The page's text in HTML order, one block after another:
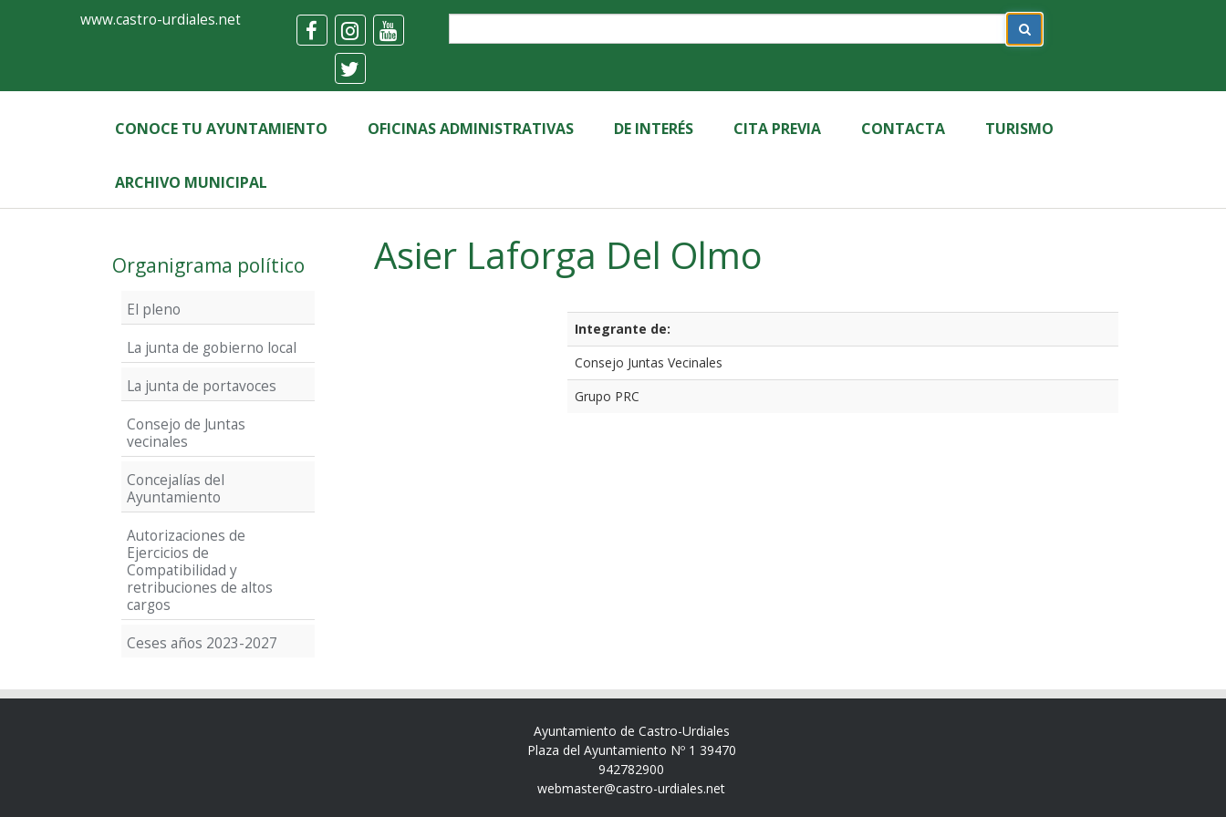
FormularioAyuntamiento
Castro-
Urdiales
www.castro-urdiales.net
CONOCE TU AYUNTAMIENTO OFICINAS ADMINISTRATIVAS DE INTERÉS CITA PREVIA CONTACTA TURISMO
ARCHIVO MUNICIPAL
Organigrama político
El pleno
La junta de gobierno local
La junta de portavoces
Consejo de Juntas
vecinales
Concejalías del
Ayuntamiento
Autorizaciones de
Ejercicios de
Compatibilidad y
retribuciones de altos
cargos
Ceses años 2023-2027
Asier Laforga Del Olmo
Integrante de:
Consejo Juntas Vecinales
Grupo PRC
Ayuntamiento de Castro-Urdiales
Plaza del Ayuntamiento Nº 1 39470
942782900
webmaster@castro-urdiales.net